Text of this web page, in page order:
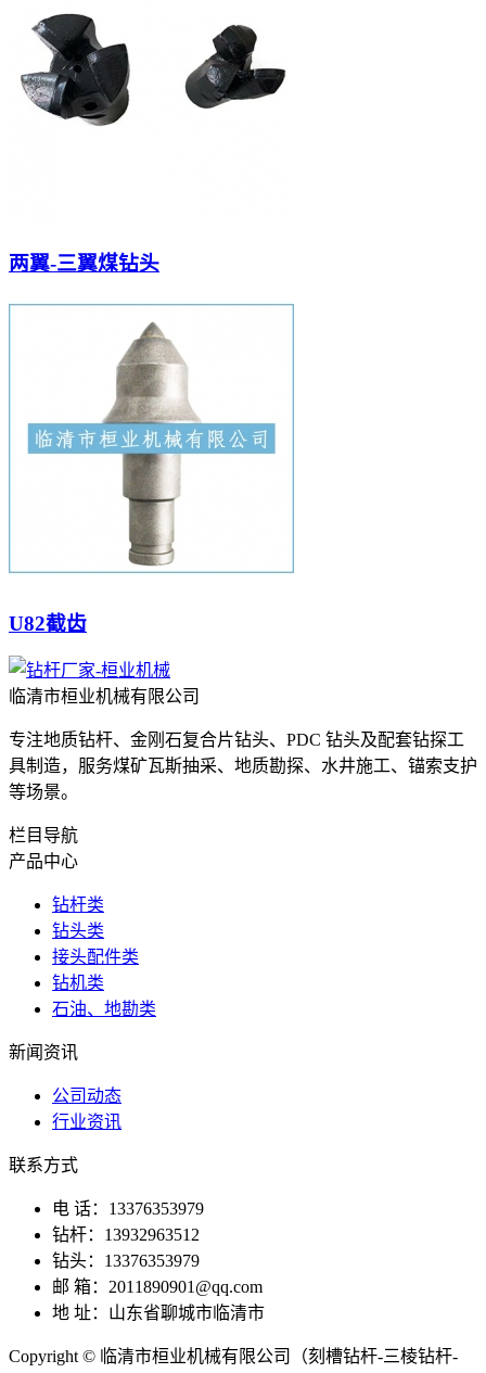
两翼-三翼煤钻头
U82截齿
临清市桓业机械有限公司
专注地质钻杆、金刚石复合片钻头、PDC 钻头及配套钻探工
具制造，服务煤矿瓦斯抽采、地质勘探、水井施工、锚索支护
等场景。
栏目导航
产品中心
钻杆类
钻头类
接头配件类
钻机类
石油、地勘类
新闻资讯
公司动态
行业资讯
联系方式
电 话：13376353979
钻杆：13932963512
钻头：13376353979
邮 箱：2011890901@qq.com
地 址：山东省聊城市临清市
Copyright © 临清市桓业机械有限公司（刻槽钻杆-三棱钻杆-